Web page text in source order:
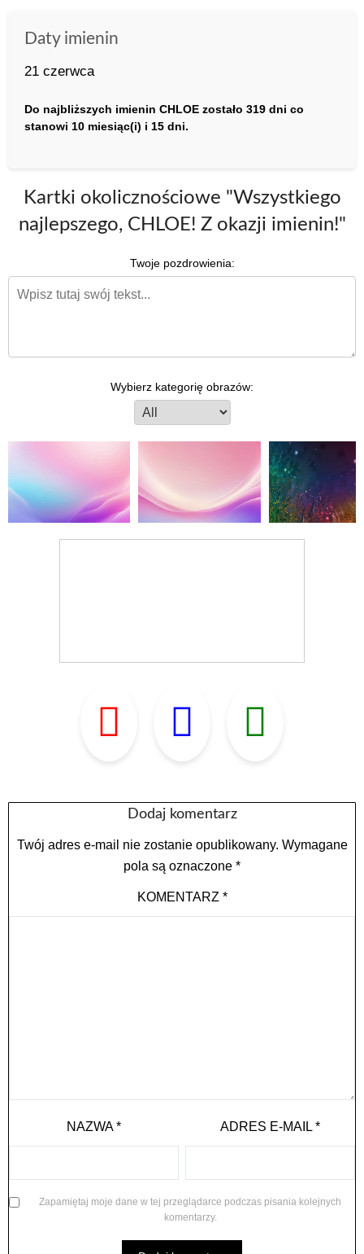
Daty imienin
21 czerwca
Do najbliższych imienin CHLOE zostało 319 dni co
stanowi 10 miesiąc(i) i 15 dni.
Kartki okolicznościowe "Wszystkiego
najlepszego, CHLOE! Z okazji imienin!"
Twoje pozdrowienia:
Wybierz kategorię obrazów:
Dodaj komentarz
Twój adres e-mail nie zostanie opublikowany. Wymagane
pola są oznaczone *
KOMENTARZ *
NAZWA* ADRES E-MAIL*
Zapamiętaj moje dane w tej przeglądarce podczas pisania kolejnych
komentarzy.